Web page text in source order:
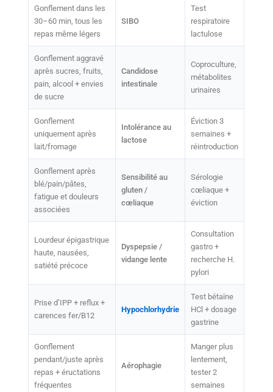
Gonflement dans les
30–60 min, tous les
repas même légers
SIBO
Test
respiratoire
lactulose
Gonflement aggravé
après sucres, fruits,
pain, alcool + envies
de sucre
Candidose
intestinale
Coproculture,
métabolites
urinaires
Gonflement
uniquement après
lait/fromage
Intolérance au
lactose
Éviction 3
semaines +
réintroduction
Gonflement après
blé/pain/pâtes,
fatigue et douleurs
associées
Sensibilité au
gluten /
cœliaque
Sérologie
cœliaque +
éviction
Lourdeur épigastrique
haute, nausées,
satiété précoce
Dyspepsie /
vidange lente
Consultation
gastro +
recherche H.
pylori
Prise d’IPP + reflux +
carences fer/B12
Hypochlorhydrie
Test bétaïne
HCl + dosage
gastrine
Gonflement
pendant/juste après
repas + éructations
fréquentes
Aérophagie
Manger plus
lentement,
tester 2
semaines